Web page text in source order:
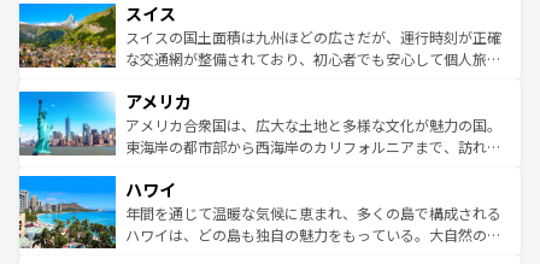
れる地方に足を運ぶとそれぞれで全く異なる文化を体験で
きるだろう。 なお、新着のフランス情報はコンテンツ一覧
を参照してほしい。
は、お酒好きな人にはぜひ体験してほしい。 なお、新着の
ドイツ情報はコンテンツ一覧を参照してほしい。
リアごとに異なる魅力がある。また、優雅なアフタヌーン
ティー、ビール好きにはたまらない英国パブ、サッカー観
戦など、本場だからこそできる体験も豊富。イギリスを旅
ンツ一覧を参照してほしい。
スイス
スイスの国土面積は九州ほどの広さだが、運行時刻が正確
な交通網が整備されており、初心者でも安心して個人旅行
の建物がそのまま残る町や、スイスならではのユニークな
博物館もあり、アルプス観光だけでなく町歩きも満喫する
ことができる。国民の所得が高いため物価も高いが、旅行
ば市内交通費無料で観光を楽しむこともできる。 なお、新
着のスイス情報はコンテンツ一覧 を参照してほしい。
アメリカ
アメリカ合衆国は、広大な土地と多様な文化が魅力の国。
東海岸の都市部から西海岸のカリフォルニアまで、訪れる
のような巨大都市は、観光、ショッピング、エンターテイ
ンメントが詰まった刺激的なスポットだ。一方、アメリカ
西部には大自然が広がり、グランドキャニオンやイエロー
ハワイ
年間を通じて温暖な気候に恵まれ、多くの島で構成される
ハワイは、どの島も独自の魅力をもっている。大自然の神